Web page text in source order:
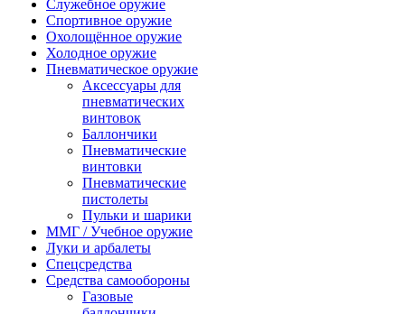
Служебное оружие
Спортивное оружие
Охолощённое оружие
Холодное оружие
Пневматическое оружие
Аксессуары для
пневматических
винтовок
Баллончики
Пневматические
винтовки
Пневматические
пистолеты
Пульки и шарики
ММГ / Учебное оружие
Луки и арбалеты
Спецсредства
Средства самообороны
Газовые